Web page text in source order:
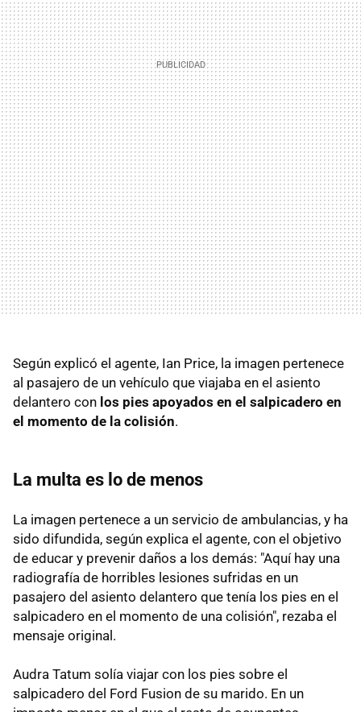
Según explicó el agente, Ian Price, la imagen pertenece
al pasajero de un vehículo que viajaba en el asiento
delantero con los pies apoyados en el salpicadero en
el momento de la colisión.
La multa es lo de menos
La imagen pertenece a un servicio de ambulancias, y ha
sido difundida, según explica el agente, con el objetivo
de educar y prevenir daños a los demás: "Aquí hay una
radiografía de horribles lesiones sufridas en un
pasajero del asiento delantero que tenía los pies en el
salpicadero en el momento de una colisión", rezaba el
mensaje original.
Audra Tatum solía viajar con los pies sobre el
salpicadero del Ford Fusion de su marido. En un